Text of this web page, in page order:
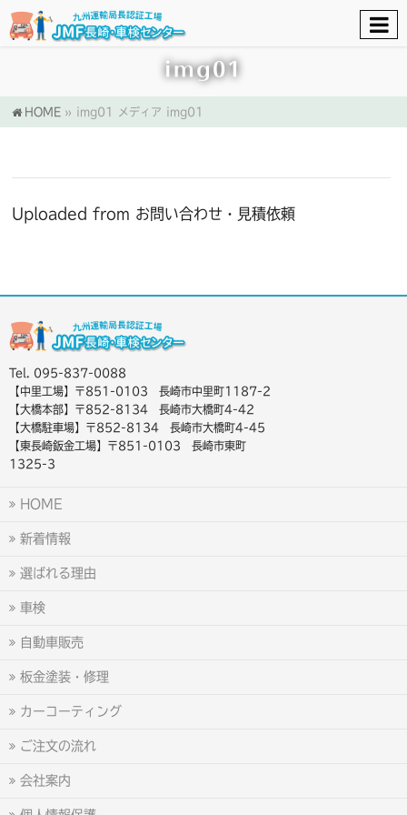
img01
HOME » img01 メディア img01
Uploaded from お問い合わせ・見積依頼
Tel. 095-837-0088
【中里工場】〒851-0103 長崎市中里町1187-2
【大橋本部】〒852-8134 長崎市大橋町4-42
【大橋駐車場】〒852-8134 長崎市大橋町4-45
【東長崎鈑金工場】〒851-0103 長崎市東町
1325-3
HOME
新着情報
選ばれる理由
車検
自動車販売
板金塗装・修理
カーコーティング
ご注文の流れ
会社案内